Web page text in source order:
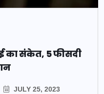
का संकेत, 5 फीसदी
JULY 25, 2023